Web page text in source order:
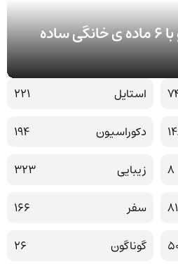
استایل
221
دکوراسیون
194
8 زیبایی
323
سفر
166
گوناگون
26